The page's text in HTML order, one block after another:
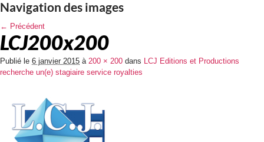
Navigation des images
← Précédent
LCJ200x200
Publié le 6 janvier 2015 à 200 × 200 dans LCJ Editions et Productions
recherche un(e) stagiaire service royalties